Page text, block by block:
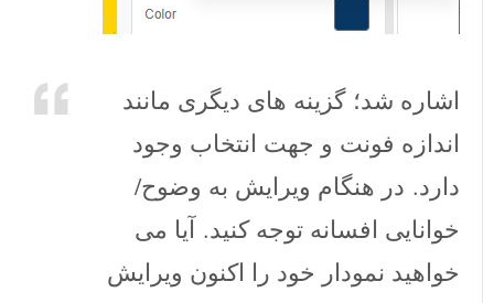
اشاره شد؛ گزینه های دیگری مانند
اندازه فونت و جهت انتخاب وجود
دارد. در هنگام ویرایش به وضوح/
خوانایی افسانه توجه کنید. آیا می
خواهید نمودار خود را اکنون ویرایش